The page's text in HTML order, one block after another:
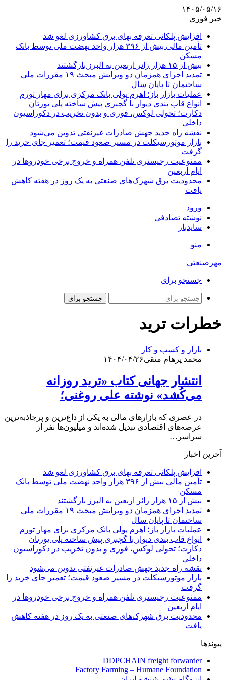
۱۴۰۵/۰۵/۱۶
خبر فوری
افزایش پلکانی تعرفه بهای برق کشاورزی لغو شد
تأمین مالی بیش از ۳۹۶ هزار واحد نهضت ملی توسط بانک
مسکن
بیش از ۱۵ هزار زائر اربعین به البرز بازگشتند
تمدید اجرای همزمان دو ویرایش مبحث ۱۹ مقررات ملی
ساختمان تا پایان سال
عملیات بازار باز؛ اهرم پولی بانک مرکزی برای مهار تورم
انواع قاب بندی دیوار با گچبری پیش ساخته پلی یورتان
دکارت؛ تحولی لوکس، فوری و بدون تخریب در دکوراسیون
داخلی
نقشه راه جدید جهش صادرات غیرنفتی تدوین می‌شود
بازار موتورسیکلت در مسیر صعود قیمت؛ تعمیر جای خرید را
گرفت
ممنوعیت رجیستری تلفن همراه و خروج برخی خودروها در
ایام اربعین
محدودیت برق شهرک‌های صنعتی به یک روز در هفته کاهش
یافت
ورود
نوشته تصادفی
سایدبار
منو
مهرصنعتی
جستجو برای
جستجو برای
خطرات ترید
بازار و کسب و کار
محمد پرهام متقی۱۴۰۴/۰۴/۲۶
انتشار جهانی کتاب «ترید روزانه
می‌کُشد» نوشته علی روغنی؛
در عصری که بازارهای مالی به یکی از داغ‌ترین و پرجاذبه‌ترین
عرصه‌های اقتصادی تبدیل شده‌اند و میلیون‌ها نفر از
سراسر…
آخرین اخبار
افزایش پلکانی تعرفه بهای برق کشاورزی لغو شد
تأمین مالی بیش از ۳۹۶ هزار واحد نهضت ملی توسط بانک
مسکن
بیش از ۱۵ هزار زائر اربعین به البرز بازگشتند
تمدید اجرای همزمان دو ویرایش مبحث ۱۹ مقررات ملی
ساختمان تا پایان سال
عملیات بازار باز؛ اهرم پولی بانک مرکزی برای مهار تورم
انواع قاب بندی دیوار با گچبری پیش ساخته پلی یورتان
دکارت؛ تحولی لوکس، فوری و بدون تخریب در دکوراسیون
داخلی
نقشه راه جدید جهش صادرات غیرنفتی تدوین می‌شود
بازار موتورسیکلت در مسیر صعود قیمت؛ تعمیر جای خرید را
گرفت
ممنوعیت رجیستری تلفن همراه و خروج برخی خودروها در
ایام اربعین
محدودیت برق شهرک‌های صنعتی به یک روز در هفته کاهش
یافت
پیوندها
DDPCHAIN freight forwarder
Factory Farming – Humane Foundation